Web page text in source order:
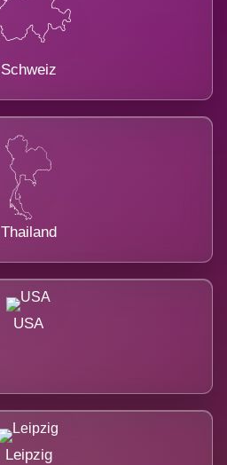
Schweiz
Thailand
USA
Leipzig